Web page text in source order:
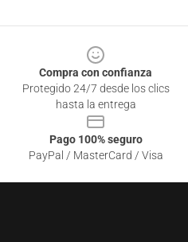
Compra con confianza
Protegido 24/7 desde los clics
hasta la entrega
Pago 100% seguro
PayPal / MasterCard / Visa